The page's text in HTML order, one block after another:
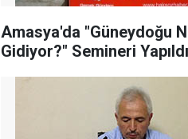
Amasya'da "Güneydoğu
Gidiyor?" Semineri Yapıldı